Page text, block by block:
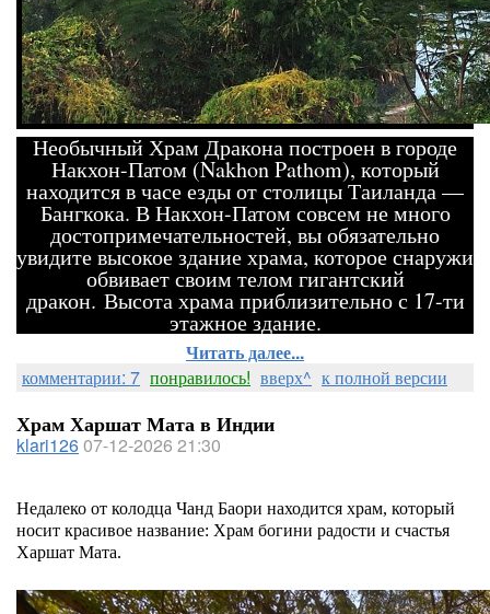
Необычный Храм Дракона построен в городе
Накхон-Патом (Nakhon Pathom), который
находится в часе езды от столицы Таиланда —
Бангкока. В Накхон-Патом совсем не много
достопримечательностей, вы обязательно
увидите высокое здание храма, которое снаружи
обвивает своим телом гигантский
дракон. Высота храма приблизительно с 17-ти
этажное здание.
Читать далее...
комментарии: 7 понравилось! вверх^ к полной версии
Храм Харшат Мата в Индии
klari12607-12-2026 21:30
Недалеко от колодца Чанд Баори находится храм, который
носит красивое название: Храм богини радости и счастья
Харшат Мата.